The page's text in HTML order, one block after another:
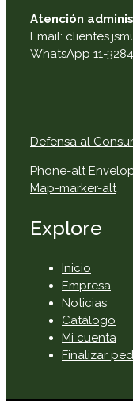
Atención
Email:
WhatsApp 11-
Defensa al
Phone-alt
Map-marker-alt
Explore
Inicio
Empresa
Noticias
Catálogo
Mi cuenta
Finalizar